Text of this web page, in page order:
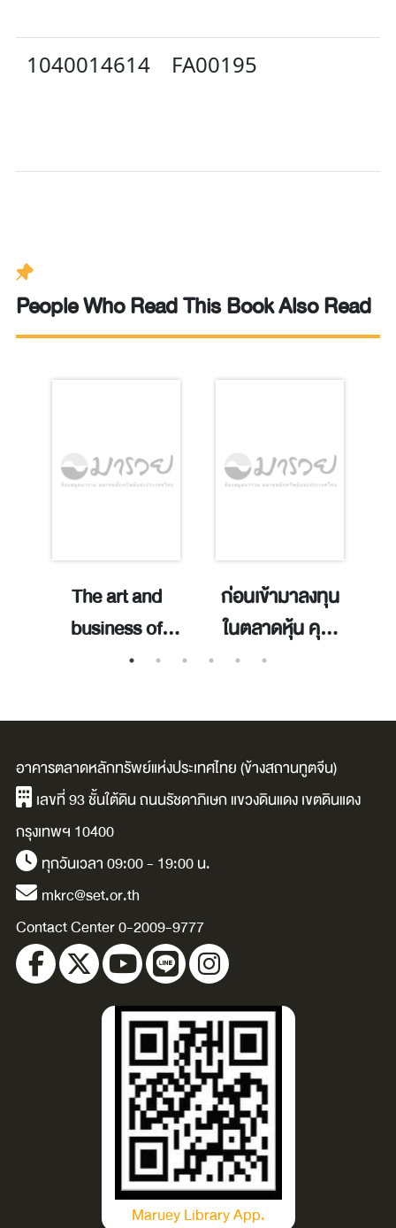
1040014614 FA00195
People Who Read This Book Also Read
The art and
business of
professional
Wright.
ก่อนเข้ามาลงทุน
ในตลาดหุ้น คุณ
กินยาเม็ดสีแดง
นิเวศน์ เหมวชิรว
รากร.
อาคารตลาดหลักทรัพย์แห่งประเทศไทย (ข้างสถานทูตจีน)
เลขที่ 93 ชั้นใต้ดิน ถนนรัชดาภิเษก แขวงดินแดง เขตดินแดง
กรุงเทพฯ 10400
ทุกวันเวลา 09:00 - 19:00 น.
mkrc@set.or.th
Contact Center 0-2009-9777
Maruey Library App.